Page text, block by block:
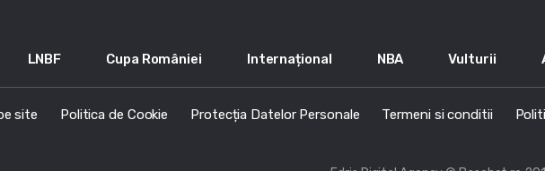
LNBF Cupa României Internațional NBA Vulturii
site Politica de Cookie Protecția Datelor Personale Termeni si conditii